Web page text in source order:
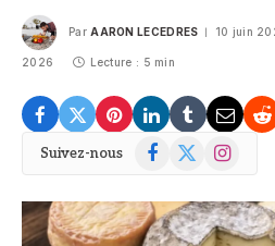
Par AARON LECEDRES 10 juin
2026 Lecture : 5 min
Suivez-nous Facebook
X
Instagram
© DR/Shutterstock